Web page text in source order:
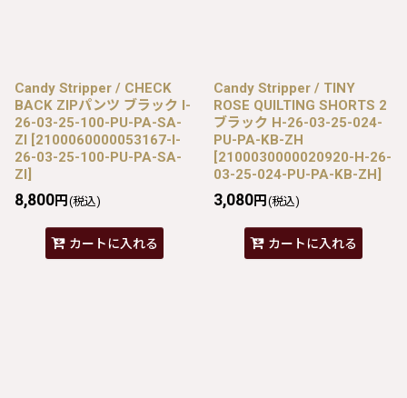
Candy Stripper / CHECK
BACK ZIPパンツ ブラック I-
26-03-25-100-PU-PA-SA-
ZI [2100060000053167-I-
26-03-25-100-PU-PA-SA-
ZI]
8,800円 (税込)
カートに入れる
Candy Stripper / TINY
ROSE QUILTING SHORTS 2
ブラック H-26-03-25-024-
PU-PA-KB-ZH
[2100030000020920-H-26-
03-25-024-PU-PA-KB-ZH]
3,080円 (税込)
カートに入れる